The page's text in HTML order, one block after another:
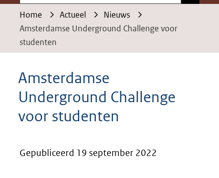
Home Actueel
Nieuws
Amsterdamse Underground Challenge voor
studenten
Amsterdamse
Underground Challenge
voor studenten
Gepubliceerd 19 september 2022